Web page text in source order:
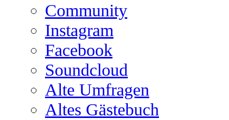
Community
Instagram
Facebook
Soundcloud
Alte Umfragen
Altes Gästebuch